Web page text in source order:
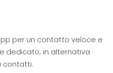
per un contatto veloce e
dedicato; in alternativa
contatti.